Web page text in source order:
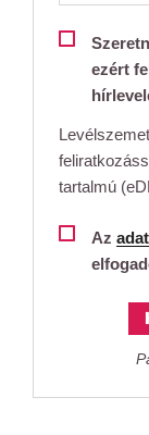
ezért
tartalmú
Az